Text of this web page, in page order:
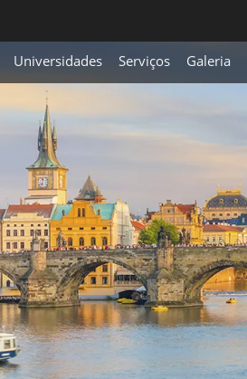
Universidades Serviços Galeria